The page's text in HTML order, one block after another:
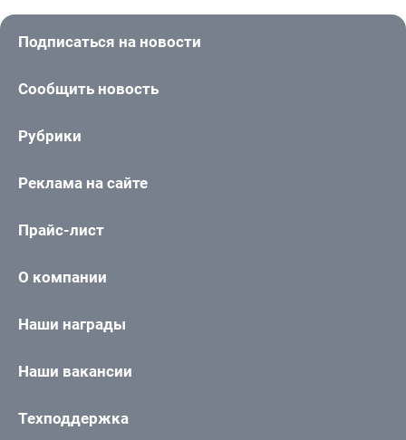
Подписаться на новости
Сообщить новость
Рубрики
Реклама на сайте
Прайс-лист
О компании
Наши награды
Наши вакансии
Техподдержка